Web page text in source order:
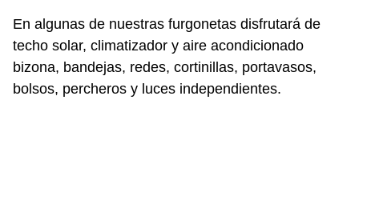
En algunas de nuestras furgonetas disfrutará de
techo solar, climatizador y aire acondicionado
bizona, bandejas, redes, cortinillas, portavasos,
bolsos, percheros y luces independientes.